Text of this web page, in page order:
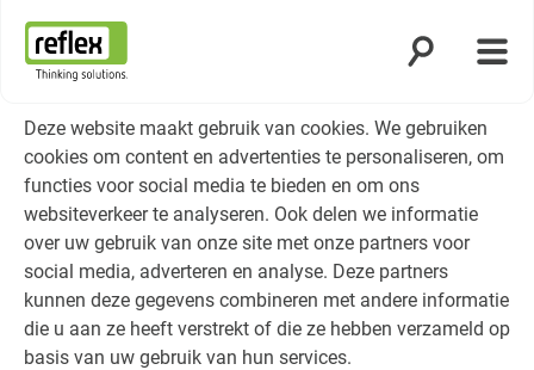
Deze website maakt gebruik van cookies. We gebruiken
cookies om content en advertenties te personaliseren, om
functies voor social media te bieden en om ons
websiteverkeer te analyseren. Ook delen we informatie
over uw gebruik van onze site met onze partners voor
social media, adverteren en analyse. Deze partners
kunnen deze gegevens combineren met andere informatie
die u aan ze heeft verstrekt of die ze hebben verzameld op
basis van uw gebruik van hun services.